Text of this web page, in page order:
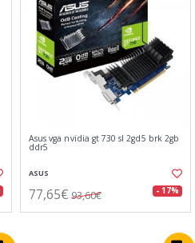
Asus vga nvidia gt 730 sl 2gd5 brk 2gb
ddr5
ASUS
77,65€ 93,60€ - 17%